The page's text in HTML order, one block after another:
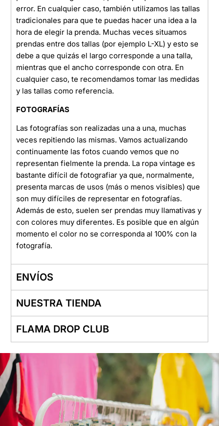
error. En cualquier caso, también utilizamos las tallas
tradicionales para que te puedas hacer una idea a la
hora de elegir la prenda. Muchas veces situamos
prendas entre dos tallas (por ejemplo L-XL) y esto se
debe a que quizás el largo corresponde a una talla,
mientras que el ancho corresponde con otra. En
cualquier caso, te recomendamos tomar las medidas
y las tallas como referencia.
FOTOGRAFÍAS
Las fotografías son realizadas una a una, muchas
veces repitiendo las mismas. Vamos actualizando
continuamente las fotos cuando vemos que no
representan fielmente la prenda. La ropa vintage es
bastante difícil de fotografiar ya que, normalmente,
presenta marcas de usos (más o menos visibles) que
son muy difíciles de representar en fotografías.
Además de esto, suelen ser prendas muy llamativas y
con colores muy diferentes. Es posible que en algún
momento el color no se corresponda al 100% con la
fotografía.
ENVÍOS
NUESTRA TIENDA
FLAMA DROP CLUB